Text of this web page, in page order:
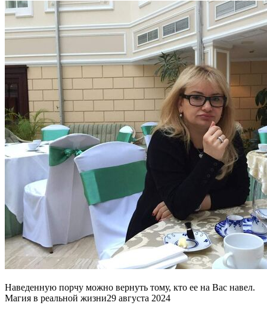
Наведенную порчу можно вернуть тому, кто ее на Вас навел.
Магия в реальной жизни29 августа 2024